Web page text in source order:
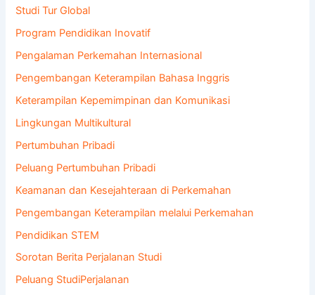
Studi Tur Global
Program Pendidikan Inovatif
Pengalaman Perkemahan Internasional
Pengembangan Keterampilan Bahasa Inggris
Keterampilan Kepemimpinan dan Komunikasi
Lingkungan Multikultural
Pertumbuhan Pribadi
Peluang Pertumbuhan Pribadi
Keamanan dan Kesejahteraan di Perkemahan
Pengembangan Keterampilan melalui Perkemahan
Pendidikan STEM
Sorotan Berita Perjalanan Studi
Peluang StudiPerjalanan